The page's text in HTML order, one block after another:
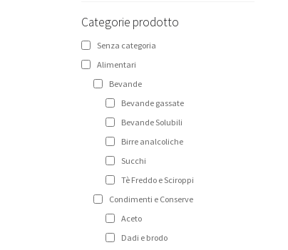
Incensi e diffusori
Articoli per la Casa
Articoli per Tè e Caffè
Regali, Souvenir e Accessori
Radici, Semi e Erbe Ayurvediche
Causa Palestinese
Categorie prodotto
Senza categoria
Alimentari
Bevande
Bevande gassate
Bevande Solubili
Birre analcoliche
Succhi
Tè Freddo e Sciroppi
Condimenti e Conserve
Aceto
Dadi e brodo